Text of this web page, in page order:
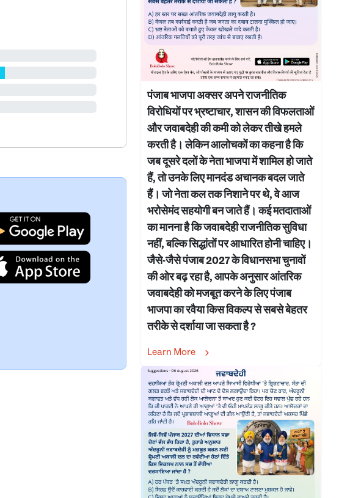
पंजाब भाजपा अक्सर अपने राजनीतिक
विरोधियों पर भ्रष्टाचार, शासन की विफलताओं
और जवाबदेही की कमी को लेकर तीखे हमले
करती है। लेकिन आलोचकों का कहना है कि
जब दूसरे दलों के नेता भाजपा में शामिल हो जाते
हैं, तो उनके लिए मानदंड अचानक बदल जाते
हैं। जो नेता कल तक निशाने पर थे, वे आज
भरोसेमंद सहयोगी बन जाते हैं। कई मतदाताओं
का मानना है कि जवाबदेही राजनीतिक सुविधा
नहीं, बल्कि सिद्धांतों पर आधारित होनी चाहिए।
जैसे-जैसे पंजाब 2027 के विधानसभा चुनावों
की ओर बढ़ रहा है, आपके अनुसार आंतरिक
जवाबदेही को मजबूत करने के लिए पंजाब
भाजपा का रवैया किस विकल्प से सबसे बेहतर
तरीके से दर्शाया जा सकता है ?
Learn More